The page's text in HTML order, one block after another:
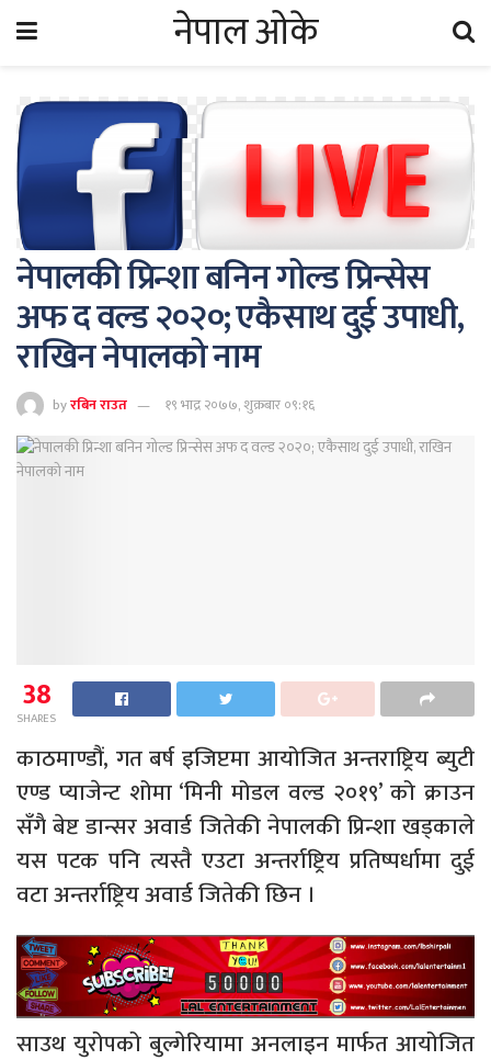
नेपाल ओके
नेपालकी प्रिन्शा बनिन गोल्ड प्रिन्सेस
अफ द वल्ड २०२०; एकैसाथ दुई उपाधी,
राखिन नेपालको नाम
byरबिन राउत १९ भाद्र २०७७, शुक्रबार ०९:१६
38
SHARES
काठमाण्डौं, गत बर्ष इजिप्टमा आयोजित अन्तराष्ट्रिय ब्युटी
एण्ड प्याजेन्ट शोमा ‘मिनी मोडल वल्ड २०१९’ को क्राउन
सँगै बेष्ट डान्सर अवार्ड जितेकी नेपालकी प्रिन्शा खड्काले
यस पटक पनि त्यस्तै एउटा अन्तर्राष्ट्रिय प्रतिष्पर्धामा दुई
वटा अन्तर्राष्ट्रिय अवार्ड जितेकी छिन ।
साउथ युरोपको बुल्गेरियामा अनलाइन मार्फत आयोजित